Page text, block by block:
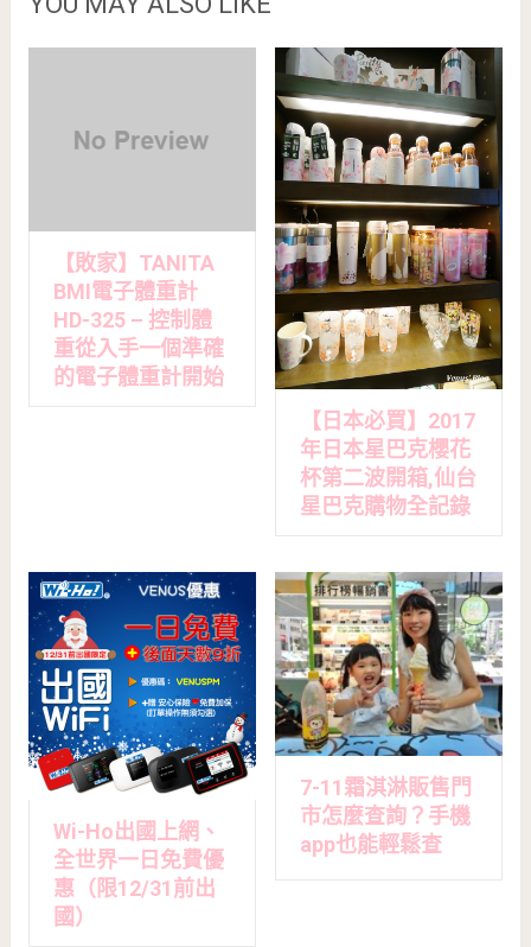
【敗家】TANITA
BMI電子體重計
HD-325 – 控制體
重從入手一個準確
的電子體重計開始
【日本必買】2017
年日本星巴克櫻花
杯第二波開箱,仙台
星巴克購物全記錄
Wi-Ho出國上網、
全世界一日免費優
惠（限12/31前出
國）
7-11霜淇淋販售門
市怎麼查詢？手機
app也能輕鬆查